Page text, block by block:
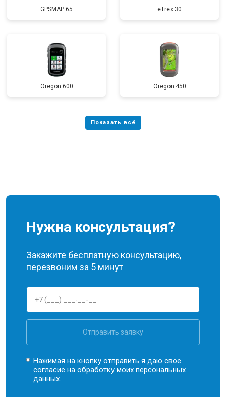
GPSMAP 65 eTrex 30
Oregon 600 Oregon 450
Нужна консультация?
Закажите бесплатную консультацию,
перезвоним за 5 минут
Отправить заявку
Нажимая на кнопку отправить я даю свое
согласие на обработку моихперсональных
данных.